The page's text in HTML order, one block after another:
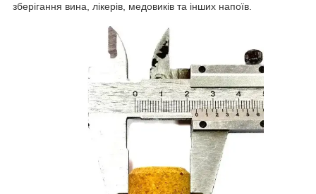
зберігання вина, лікерів, медовиків та інших напоїв.